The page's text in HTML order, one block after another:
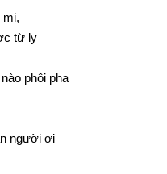
mi,
từ ly
phôi pha
người ơi